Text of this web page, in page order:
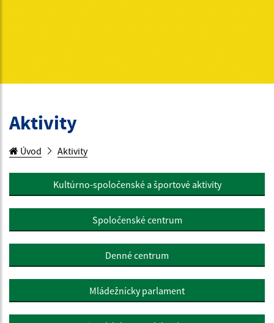
Aktivity
Úvod Aktivity
Kultúrno-spoločenské a športové aktivity
Spoločenské centrum
Denné centrum
Mládežnícky parlament